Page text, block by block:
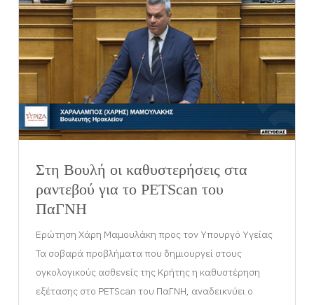
Στη Βουλή οι καθυστερήσεις στα
ραντεβού για το PETScan του
ΠαΓΝΗ
Ερώτηση Χάρη Μαμουλάκη προς τον Υπουργό Υγείας
Τα σοβαρά προβλήματα που δημιουργεί στους
ογκολογικούς ασθενείς της Κρήτης η καθυστέρηση
εξέτασης στο PETScan του ΠαΓΝΗ, αναδεικνύει ο